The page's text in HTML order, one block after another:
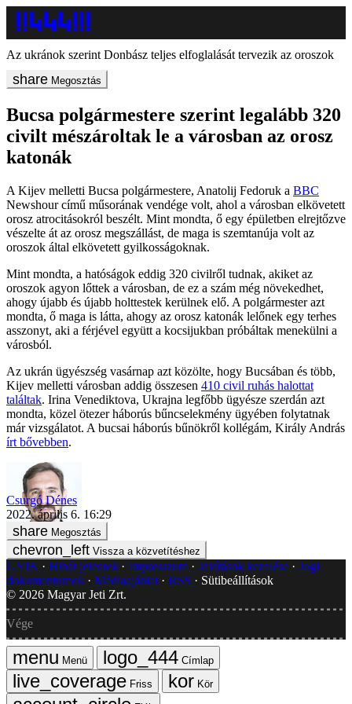
Az ukránok szerint Donbász teljes elfoglalását tervezik az oroszok
Megosztás
Bucsa polgármestere szerint legalább 320
civilt mészároltak le a városban az orosz
katonák
A Kijev melletti Bucsa polgármestere, Anatolij Fedoruk a BBC
Newshour című műsorának vendége volt, ahol a városban elkövetett
orosz atrocitásokról beszélt. Mint mondta, ő egy épületben elrejtőzve
vészelte át az orosz megszállást, de maga is szemtanúja volt az
oroszok által elkövetett gyilkosságoknak.
Mint mondta, a hatóságok eddig 320 civilről tudnak, akiket az
oroszok agyon lőttek a városban, de ez a szám még növekedhet,
ahogy újabb és újabb holttestek kerülnek elő. A polgármester azt
mondta, ő maga is látta, ahogy az orosz katonák lelőnek egy terhes
asszonyt, aki a férjével együtt a kocsijukban próbáltak menekülni a
városból.
Az ukrán ügyészség vasárnap azt közölte, hogy Bucsában és több,
Kijev melletti városban addig összesen 410 civil ruhás halottat
találtak. Irina Venediktova, Ukrajna legfőbb ügyésze szerdán azt
mondta, közel ötezer háborús bűncselekmény ügyében folytatnak
már vizsgálatot. A bucsai háborús bűnökről kollégám, Király András
írt bővebben.
Csurgó Dénes
2022. április 6. 16:29
Megosztás
Vissza a közvetítéshez
GYIK Hibát jelentek Impresszum Javítások kezelése
Jogi
dokumentumok
Médiaajánlat RSS
Sütibeállítások
© 2026 Magyar Jeti Zrt.
Vége
Menü
Címlap
Friss
Kör